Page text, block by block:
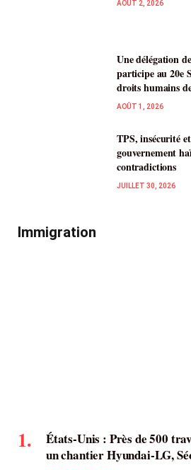
AOÛT 2, 2026
Une délégation
participe au 20e
droits humains
AOÛT 1, 2026
TPS, insécurité
gouvernement
contradictions
JUILLET 30, 2026
Immigration
États-Unis : Près de 500
un chantier Hyundai-LG,